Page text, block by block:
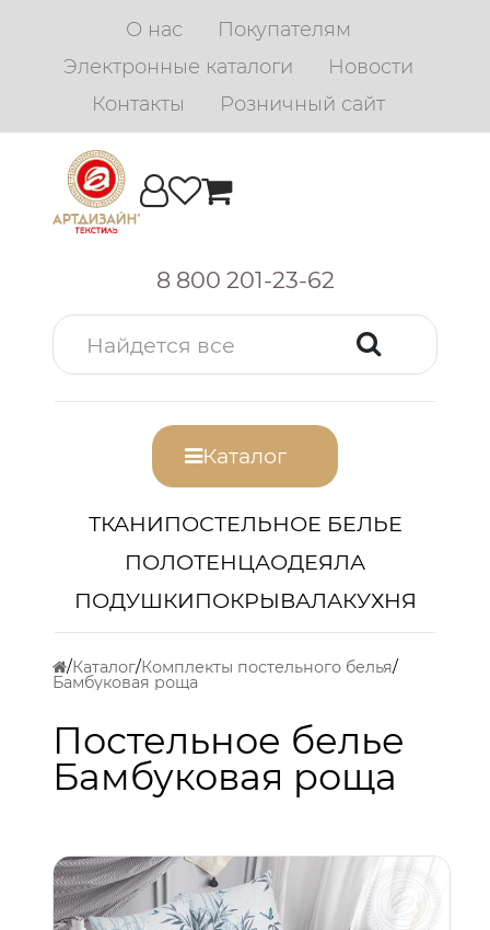
О нас
Покупателям
Электронные каталоги
Новости
Контакты
Розничный сайт
8 800 201-23-62
Каталог
ТКАНИПОСТЕЛЬНОЕ БЕЛЬЕ
ПОЛОТЕНЦАОДЕЯЛА
ПОДУШКИПОКРЫВАЛАКУХНЯ
Каталог Комплекты постельного белья
Бамбуковая роща
Постельное белье
Бамбуковая роща